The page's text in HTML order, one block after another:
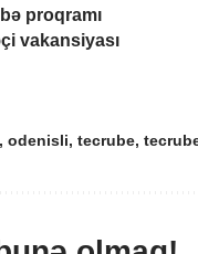
proqramı
vakansiyası
, odenisli, tecrube,